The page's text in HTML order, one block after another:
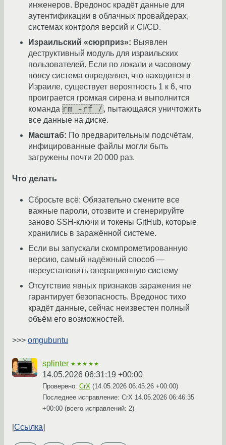
инженеров. Вредонос крадёт данные для
аутентификации в облачных провайдерах,
системах контроля версий и CI/CD.
Израильский «сюрприз»: Выявлен
деструктивный модуль для израильских
пользователей. Если по локали и часовому
поясу система определяет, что находится в
Израиле, существует вероятность 1 к 6, что
проиграется громкая сирена и выполнится
команда rm -rf / , пытающаяся уничтожить
все данные на диске.
Масштаб: По предварительным подсчётам,
инфицированные файлы могли быть
загружены почти 20 000 раз.
Что делать
Сбросьте всё: Обязательно смените все
важные пароли, отозвите и сгенерируйте
заново SSH-ключи и токены GitHub, которые
хранились в заражённой системе.
Если вы запускали скомпрометированную
версию, самый надёжный способ —
переустановить операционную систему
Отсутствие явных признаков заражения не
гарантирует безопасность. Вредонос тихо
крадёт данные, сейчас неизвестен полный
объём его возможностей.
>>> omgubuntu
splinter ★★★★★
14.05.2026 06:31:19 +00:00
Проверено: CrX (14.05.2026 06:45:26 +00:00)
Последнее исправление: CrX 14.05.2026 06:46:35
+00:00 (всего исправлений: 2)
Ссылка